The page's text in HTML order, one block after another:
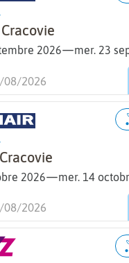
2026—mer. 23
08/2026
2026—mer. 14
08/2026